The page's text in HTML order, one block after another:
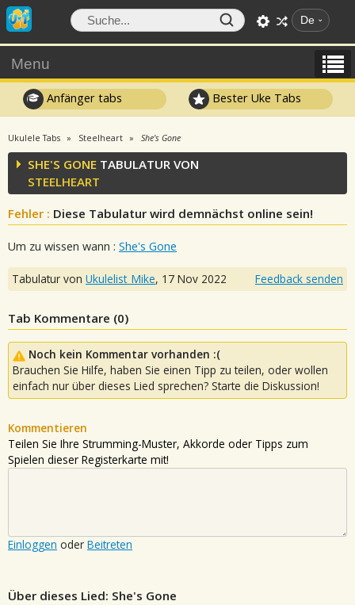
De
Menu
Anfänger tabs Bester Uke Tabs
Ukulele Tabs Steelheart She's Gone
SHE'S GONE TABULATUR VON
STEELHEART
Fehler : Diese Tabulatur wird demnächst online sein!
Um zu wissen wann : She's Gone
Tabulatur von Ukulelist_Mike, 17 Nov 2022 Feedback senden
Tab Kommentare (0)
Noch kein Kommentar vorhanden :(
Brauchen Sie Hilfe, haben Sie einen Tipp zu teilen, oder wollen
einfach nur über dieses Lied sprechen? Starte die Diskussion!
Kommentieren
Teilen Sie Ihre Strumming-Muster, Akkorde oder Tipps zum
Spielen dieser Registerkarte mit!
Einloggen oder Beitreten
Über dieses Lied: She's Gone